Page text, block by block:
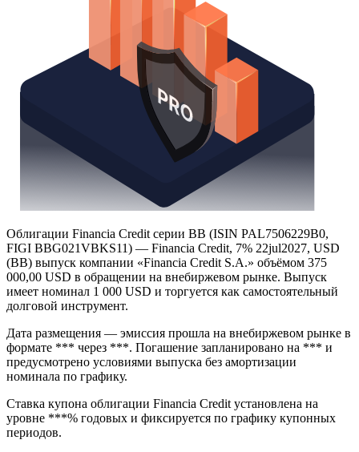
Облигации Financia Credit серии BB (ISIN PAL7506229B0,
FIGI BBG021VBKS11) — Financia Credit, 7% 22jul2027, USD
(BB) выпуск компании «Financia Credit S.A.» объёмом 375
000,00 USD в обращении на внебиржевом рынке. Выпуск
имеет номинал 1 000 USD и торгуется как самостоятельный
долговой инструмент.
Дата размещения — эмиссия прошла на внебиржевом рынке в
формате *** через ***. Погашение запланировано на *** и
предусмотрено условиями выпуска без амортизации
номинала по графику.
Ставка купона облигации Financia Credit установлена на
уровне ***% годовых и фиксируется по графику купонных
периодов.